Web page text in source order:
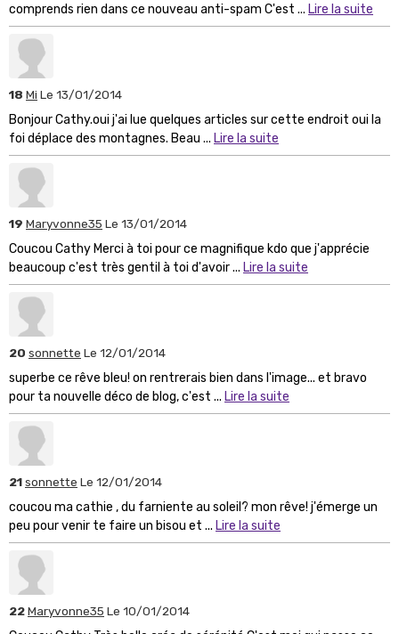
comprends rien dans ce nouveau anti-spam C'est ... Lire la suite
18 Mi Le 13/01/2014
Bonjour Cathy.oui j'ai lue quelques articles sur cette endroit oui la
foi déplace des montagnes. Beau ... Lire la suite
19 Maryvonne35 Le 13/01/2014
Coucou Cathy Merci à toi pour ce magnifique kdo que j'apprécie
beaucoup c'est très gentil à toi d'avoir ... Lire la suite
20 sonnette Le 12/01/2014
superbe ce rêve bleu! on rentrerais bien dans l'image... et bravo
pour ta nouvelle déco de blog, c'est ... Lire la suite
21sonnette Le 12/01/2014
coucou ma cathie , du farniente au soleil? mon rêve! j'émerge un
peu pour venir te faire un bisou et ... Lire la suite
22Maryvonne35 Le 10/01/2014